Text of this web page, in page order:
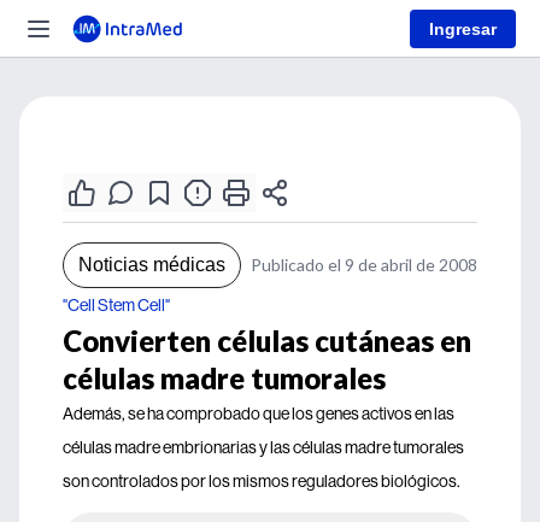
Ingresar
Noticias médicas Publicado el 9 de abril de 2008
"Cell Stem Cell"
Convierten células cutáneas en
células madre tumorales
Además, se ha comprobado que los genes activos en las
células madre embrionarias y las células madre tumorales
son controlados por los mismos reguladores biológicos.